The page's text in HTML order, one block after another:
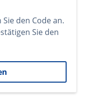
den Code an.
Sie den